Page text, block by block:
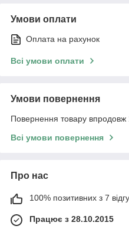
Умови оплати
Оплата на рахунок
Всі умови оплати
Умови повернення
Повернення товару впродовж
Всі умови повернення
Про нас
100% позитивних з 7
Працює з 28.10.2015